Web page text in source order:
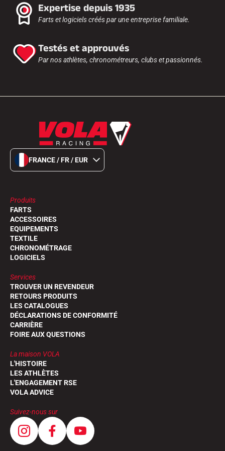
Expertise depuis 1935
Farts et logiciels créés par une entreprise familiale.
Testés et approuvés
Par nos athlètes, chronométreurs, clubs et passionnés.
FRANCE / FR / EUR
Produits
FARTS
ACCESSOIRES
EQUIPEMENTS
TEXTILE
CHRONOMÉTRAGE
LOGICIELS
Services
TROUVER UN REVENDEUR
RETOURS PRODUITS
LES CATALOGUES
DÉCLARATIONS DE CONFORMITÉ
CARRIÈRE
FOIRE AUX QUESTIONS
La maison VOLA
L'HISTOIRE
LES ATHLÈTES
L'ENGAGEMENT RSE
VOLA ADVICE
Suivez-nous sur